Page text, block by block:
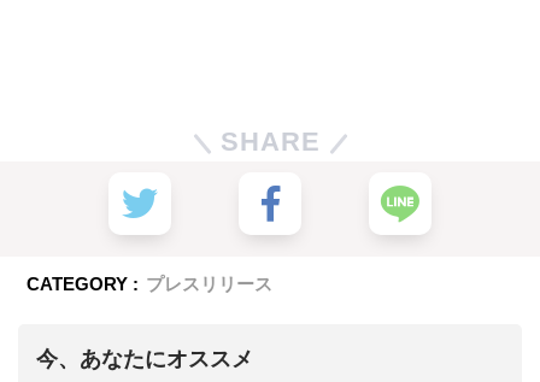
SHARE
CATEGORY : プレスリリース
今、あなたにオススメ